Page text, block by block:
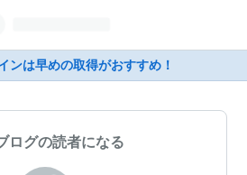
ンは早めの取得がおすすめ！
ログの読者になる